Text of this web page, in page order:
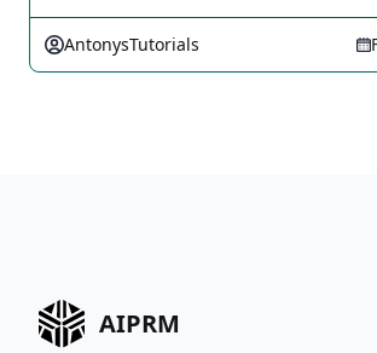
AntonysTutorials
AIPRM